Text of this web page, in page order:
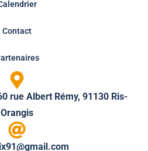
Contact
rue Albert Rémy, 91130 Ris-
Orangis